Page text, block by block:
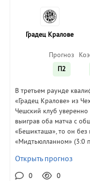
Градец Кралове
Прогноз
П2
В третьем раунде
«Градец Кралове» из
Чешский клуб
выиграв оба матча с
«Бешикташа», то он без
«Мидтьюлланном» (3:0
Открыть прогноз
0 0